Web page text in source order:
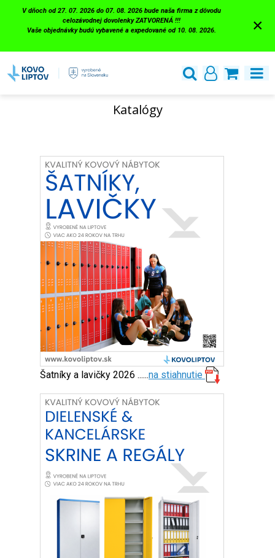
V dňoch od 27. 07. 2026 do 07. 08. 2026 bude naša firma z dôvodu
celozávodnej dovolenky ZATVORENÁ !!!
Vaše objednávky budú vybavené a expedované od 10. 08. 2026.
×
Katalógy
Šatníky a lavičky 2026 ......na stiahnutie